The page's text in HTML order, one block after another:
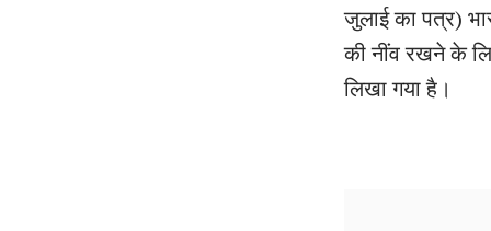
जुलाई का पत्र)
की नींव रखने के
लिखा गया है।